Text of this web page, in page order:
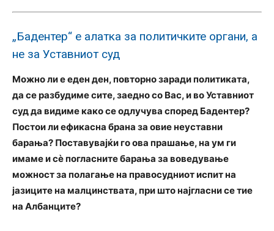
„Бадентер“ е алатка за политичките органи, а
не за Уставниот суд
Можно ли е еден ден, повторно заради политиката,
да се разбудиме сите, заедно со Вас, и во Уставниот
суд да видиме како се одлучува според Бадентер?
Постои ли ефикасна брана за овие неуставни
барања? Поставувајќи го ова прашање, на ум ги
имаме и сѐ погласните барања за воведување
можност за полагање на правосудниот испит на
јазиците на малцинствата, при што најгласни се тие
на Албанците?